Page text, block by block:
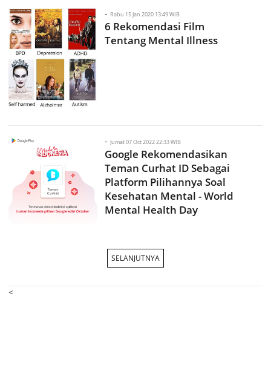
- Rabu 15 Jan 2020 13:49 WIB
6 Rekomendasi Film
Tentang Mental Illness
- Jumat 07 Oct 2022 22:33 WIB
Google Rekomendasikan
Teman Curhat ID Sebagai
Platform Pilihannya Soal
Kesehatan Mental - World
Mental Health Day
SELANJUTNYA
<